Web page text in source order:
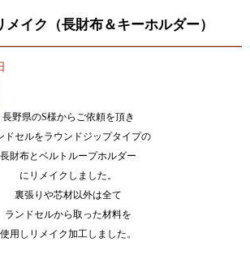
メイク（長財布＆キーホルダー）
有
長野県のS様からご依頼を頂き
ドセルをラウンドジップタイプの
長財布とベルトループホルダー
にリメイクしました。
裏張りや芯材以外は全て
ランドセルから取った材料を
使用しリメイク加工しました。